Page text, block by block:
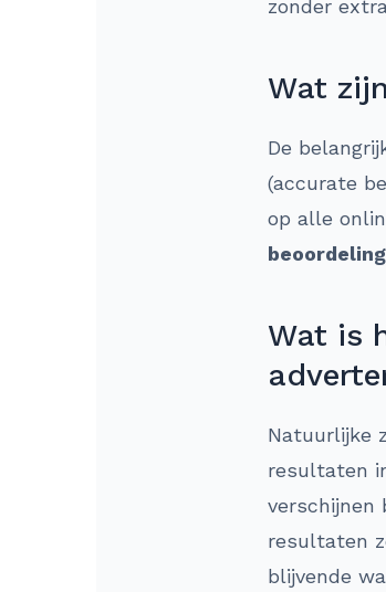
zonder
Wat
De
(accurate
op alle
Wat is
Natuurlijke
resultaten
verschijnen
resultaten
blijvende